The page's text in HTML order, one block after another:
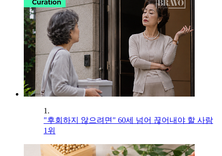
1.
"후회하지 않으려면" 60세 넘어 끊어내야 할 사람
1위